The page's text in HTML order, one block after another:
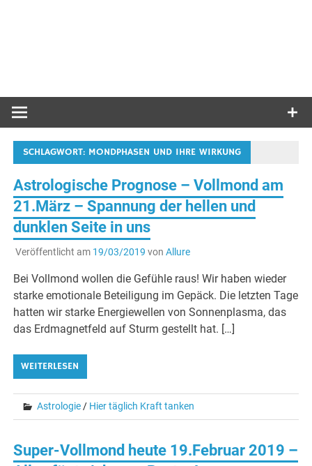
SCHLAGWORT: MONDPHASEN UND IHRE WIRKUNG
Astrologische Prognose – Vollmond am
21.März – Spannung der hellen und
dunklen Seite in uns
Veröffentlicht am 19/03/2019 von Allure
Bei Vollmond wollen die Gefühle raus! Wir haben wieder
starke emotionale Beteiligung im Gepäck. Die letzten Tage
hatten wir starke Energiewellen von Sonnenplasma, das
das Erdmagnetfeld auf Sturm gestellt hat. […]
WEITERLESEN
Astrologie/ Hier täglich Kraft tanken
Super-Vollmond heute 19.Februar 2019 –